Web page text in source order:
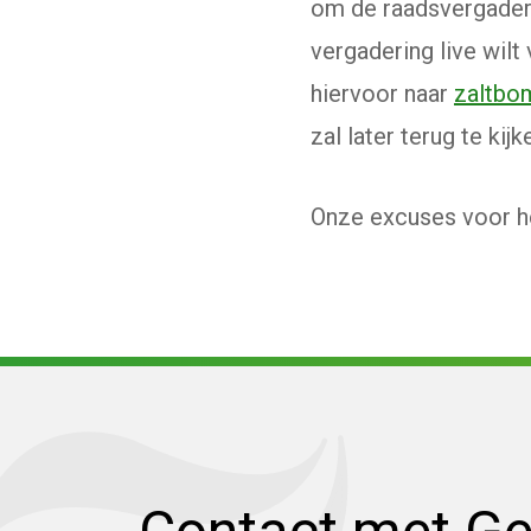
om de
vergadering live wilt
hiervoor naar
zal later terug te
Onze excuses voor